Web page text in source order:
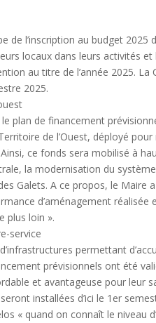
de l’inscription au budget 2025
locaux dans leurs activités
au titre de l’année 2025.
2025.
plan de financement
de l’Ouest, déployé
ce fonds sera mobilisé à
la modernisation du
Galets. A ce propos, le
d’aménagement
plus loin ».
service
permettant
prévisionnels ont été
et avantageuse pour leur
installées d’ici le 1er
« quand on connaît le